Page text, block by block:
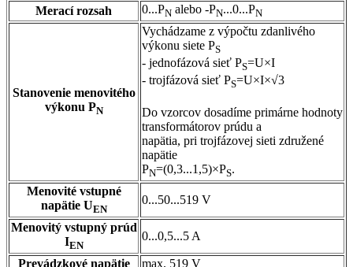
Merací rozsah
0...PN alebo -PN...0...PN
Stanovenie menovitého
výkonu PN
Vychádzame z výpočtu zdanlivého
výkonu siete PS
- jednofázová sieť PS=U×I
- trojfázová sieť PS=U×I×√3
Do vzorcov dosadíme primárne hodnoty
transformátorov prúdu a
napätia, pri trojfázovej sieti združené
napätie
PN=(0,3...1,5)×PS.
Menovité vstupné
napätie UEN
0...50...519 V
Menovitý vstupný prúd
IEN
0...0,5...5 A
Prevádzkové napätie
max. 519 V